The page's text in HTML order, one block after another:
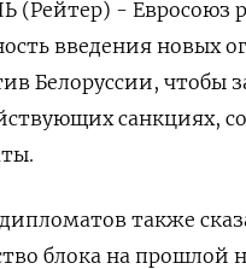
(Рейтер) - Евросоюз
введения новых
Белоруссии, чтобы
санкциях,
также
блока на прошлой